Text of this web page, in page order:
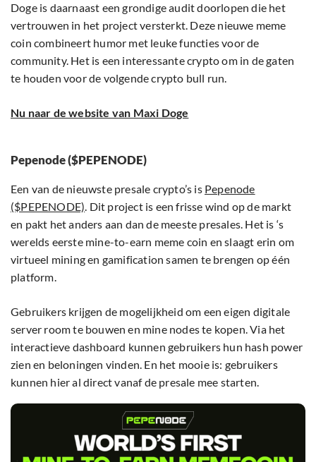
Doge is daarnaast een grondige audit doorlopen die het
vertrouwen in het project versterkt. Deze nieuwe meme
coin combineert humor met leuke functies voor de
community. Het is een interessante crypto om in de gaten
te houden voor de volgende crypto bull run.
Nu naar de website van Maxi Doge
Pepenode ($PEPENODE)
Een van de nieuwste presale crypto’s is Pepenode
($PEPENODE) . Dit project is een frisse wind op de markt
en pakt het anders aan dan de meeste presales. Het is ‘s
werelds eerste mine-to-earn meme coin en slaagt erin om
virtueel mining en gamification samen te brengen op één
platform.
Gebruikers krijgen de mogelijkheid om een eigen digitale
server room te bouwen en mine nodes te kopen. Via het
interactieve dashboard kunnen gebruikers hun hash power
zien en beloningen vinden. En het mooie is: gebruikers
kunnen hier al direct vanaf de presale mee starten.